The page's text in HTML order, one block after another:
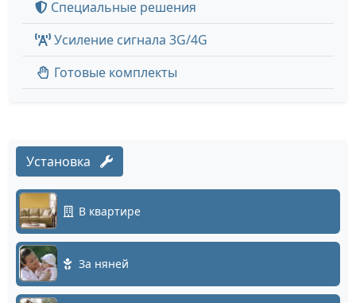
Специальные решения
Усиление сигнала 3G/4G
Готовые комплекты
Установка
В квартире
За няней